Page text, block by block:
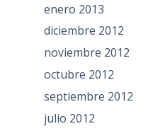
enero 2013
diciembre 2012
noviembre 2012
octubre 2012
septiembre 2012
julio 2012